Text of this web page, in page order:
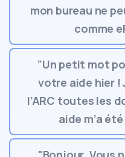
mon bureau ne
comme
"Un petit mot
votre aide hier !
l’ARC toutes les
aide m’a